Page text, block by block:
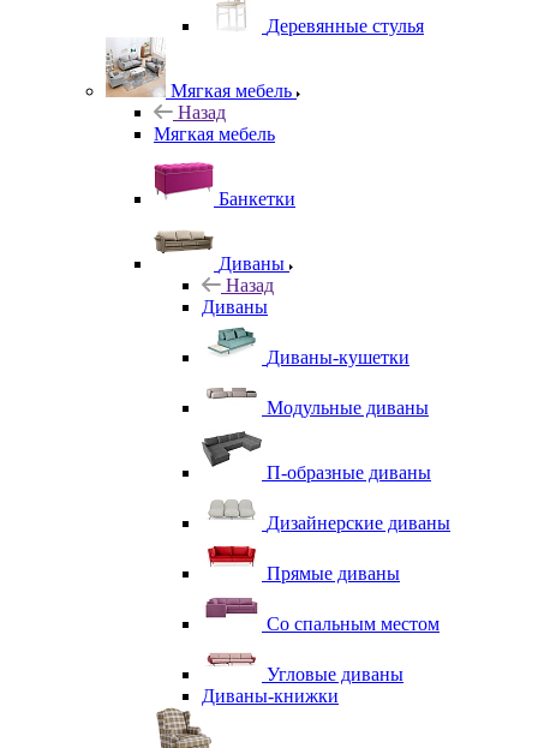
Деревянные стулья
Мягкая мебель
Назад
Мягкая мебель
Банкетки
Диваны
Назад
Диваны
Диваны-кушетки
Модульные диваны
П-образные диваны
Дизайнерские диваны
Прямые диваны
Со спальным местом
Угловые диваны
Диваны-книжки